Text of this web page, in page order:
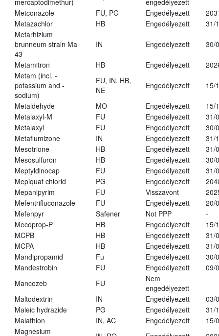
mercaptodimethur)
engedélyezett
Metconazole
FU, PG Engedélyezett
Metazachlor
HB Engedélyezett
31/
Metarhizium
brunneum strain Ma
43
IN Engedélyezett 30/
Metamitron HB Engedélyezett
Metam (incl. -
potassium and -
sodium)
FU, IN, HB,
NE
Engedélyezett 15/
Metaldehyde MO Engedélyezett
15/
Metalaxyl-M
FU Engedélyezett
31/
Metalaxyl
FU Engedélyezett
30/
Metaflumizone
IN Engedélyezett
31/
Mesotrione
HB Engedélyezett
31/
Mesosulfuron
HB Engedélyezett
30/
Meptyldinocap
FU Engedélyezett
31/
Mepiquat chlorid
PG Engedélyezett
Mepanipyrim
FU Visszavont
Mefentrifluconazole
FU Engedélyezett
20/
Mefenpyr
Safener Not PPP
-
Mecoprop-P
HB Engedélyezett
15/
MCPB
HB Engedélyezett
31/
MCPA
HB Engedélyezett
31/
Mandipropamid
Fu Engedélyezett
30/
Mandestrobin
FU Engedélyezett
09/
Mancozeb
FU
Nem
engedélyezett
Maltodextrin
IN Engedélyezett
03/
Maleic hydrazide
PG Engedélyezett
31/
Malathion
IN, AC Engedélyezett
15/
Magnesium